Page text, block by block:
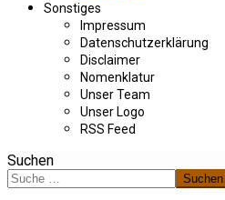
Sonstiges
Impressum
Datenschutzerklärung
Disclaimer
Nomenklatur
Unser Team
Unser Logo
RSS Feed
Suchen
Suchen